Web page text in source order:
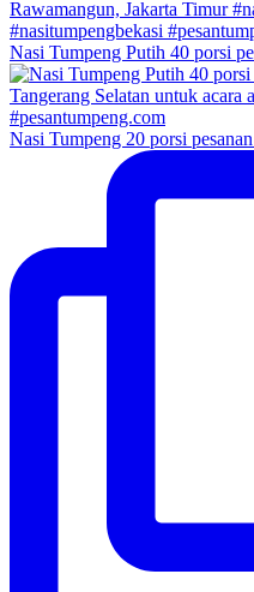
Nasi Tumpeng Putih 40 porsi
Nasi Tumpeng 20 porsi